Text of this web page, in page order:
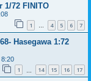
1/72 FINITO
1 … 4 5 6 7
Hasegawa 1:72
1 14 15 16 17